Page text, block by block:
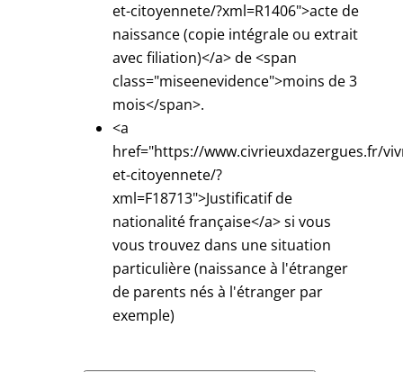
et-citoyennete/?xml=R1406">acte de
naissance (copie intégrale ou extrait
avec filiation)</a> de <span
class="miseenevidence">moins de 3
mois</span>.
<a
href="https://www.civrieuxdazergues.fr/
et-citoyennete/?
xml=F18713">Justificatif de
nationalité française</a> si vous
vous trouvez dans une situation
particulière (naissance à l'étranger
de parents nés à l'étranger par
exemple)